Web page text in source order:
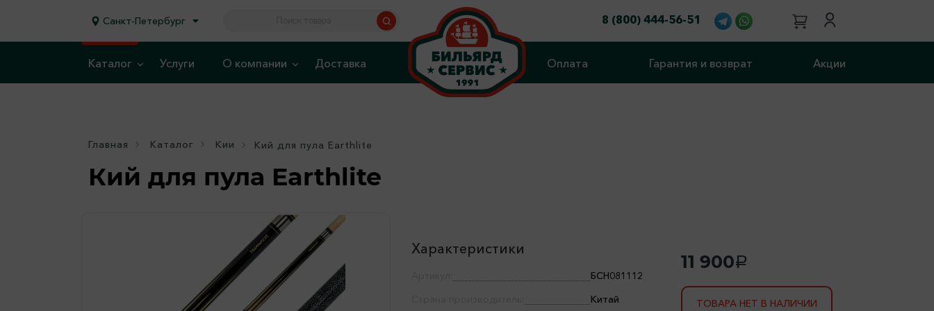
Санкт-Петербург 8 (800) 444-56-51
Каталог Услуги О компании Доставка Оплата Гарантия и возврат Акции
Главная Каталог Кии Кий для пула Earthlite
Кий для пула Earthlite
Характеристики
БСН081112
Китай
11 900a
ТОВАРА НЕТ В НАЛИЧИИ